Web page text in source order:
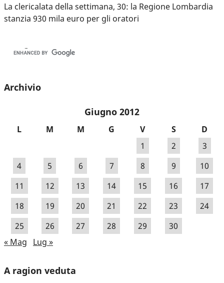
La clericalata della settimana, 30: la Regione Lombardia
stanzia 930 mila euro per gli oratori
Archivio
Giugno 2012
L M M G V S
D
1
2
3
4
5 6 7 8 9
10
11
12 13 14 15 16
17
18
19 20 21 22 23
24
25
26 27 28 29
30
« Mag
Lug »
A ragion veduta